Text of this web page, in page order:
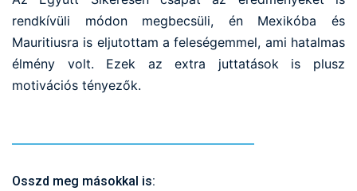
rendkívüli módon megbecsüli, én Mexikóba és
Mauritiusra is eljutottam a feleségemmel, ami hatalmas
élmény volt. Ezek az extra juttatások is plusz
motivációs tényezők.
Osszd meg másokkal is: